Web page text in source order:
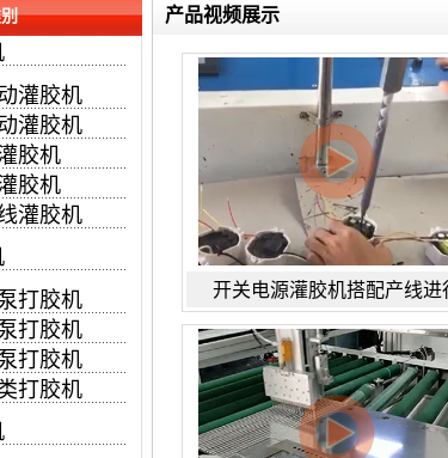
产品视频展示
开关电源灌胶机搭配产线进
灌胶机
灌胶机
胶机
胶机
灌胶机
打胶机
打胶机
打胶机
打胶机